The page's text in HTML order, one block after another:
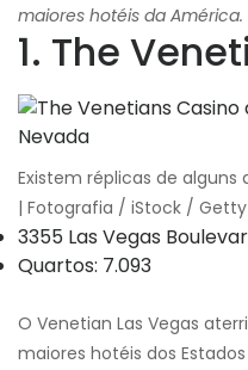
maiores hotéis da América.
1. The
Existem réplicas de alguns
| Fotografia / iStock /
3355 Las Vegas
Quartos: 7.093
O Venetian Las Vegas
maiores hotéis dos